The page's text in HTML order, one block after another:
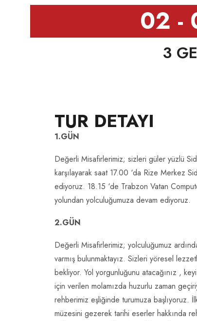
02 -
3
TUR DETAYI
1.GÜN
Değerli Misafirlerimiz; sizleri güler yüzlü
karşılayarak saat 17.00 ‘da Rize Merkez
ediyoruz. 18.15 ‘de Trabzon Vatan
yolundan yolculuğumuza devam ediyoruz.
2.GÜN
Değerli Misafirlerimiz; yolculuğumuz
varmış bulunmaktayız. Sizleri yöresel
bekliyor. Yol yorgunluğunu atacağınız ,
için verilen molamızda huzurlu zaman
rehberimiz eşliğinde turumuza başlıyoruz.
müzesini gezerek tarihi eserler hakkında